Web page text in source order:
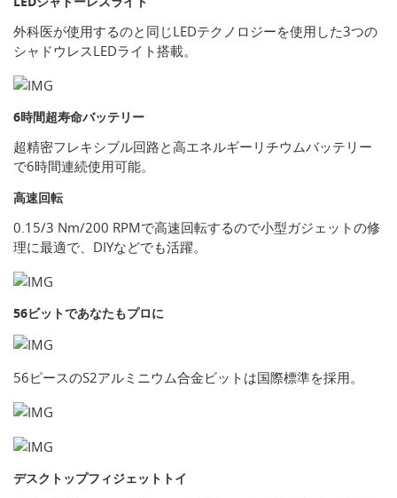
外科医が使用するのと同じLEDテクノロジーを使用した3つの
シャドウレスLEDライト搭載。
6時間超寿命バッテリー
超精密フレキシブル回路と高エネルギーリチウムバッテリー
で6時間連続使用可能。
高速回転
0.15/3 Nm/200 RPMで高速回転するので小型ガジェットの修
理に最適で、DIYなどでも活躍。
56ビットであなたもプロに
56ピースのS2アルミニウム合金ビットは国際標準を採用。
デスクトップフィジェットトイ